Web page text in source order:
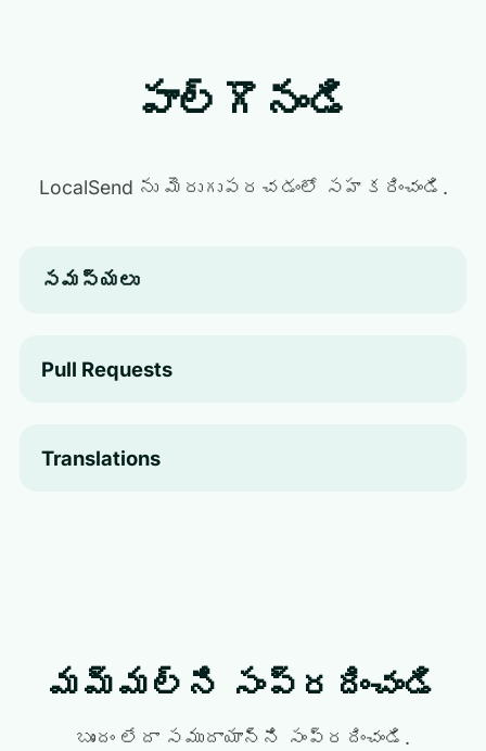
పాల్గొనండి
LocalSend ను మెరుగుపరచడంలో సహకరించండి.
సమస్యలు
Pull Requests
Translations
మమ్మల్ని సంప్రదించండి
బృందం లేదా సముదాయాన్ని సంప్రదించండి.